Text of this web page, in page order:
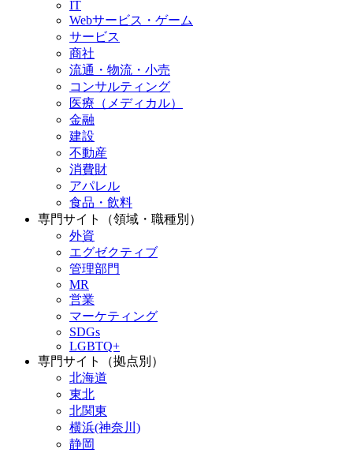
IT
Webサービス・ゲーム
サービス
商社
流通・物流・小売
コンサルティング
医療（メディカル）
金融
建設
不動産
消費財
アパレル
食品・飲料
専門サイト（領域・職種別）
外資
エグゼクティブ
管理部門
MR
営業
マーケティング
SDGs
LGBTQ+
専門サイト（拠点別）
北海道
東北
北関東
横浜(神奈川)
静岡